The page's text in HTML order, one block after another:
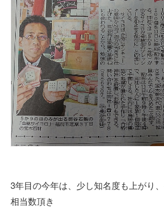
3年目の今年は、少し知名度も上がり
相当数頂き